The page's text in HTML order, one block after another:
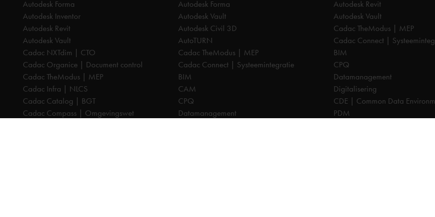
Autodesk Forma
Autodesk Inventor
Autodesk Revit
Autodesk Vault
Cadac NXTdim | CTO
Cadac Organice | Document control
Cadac TheModus | MEP
Cadac Infra | NLCS
Cadac Catalog | BGT
Cadac Compass | Omgevingswet
Autodesk Forma
Autodesk Vault
Autodesk Civil 3D
AutoTURN
Cadac TheModus | MEP
Cadac Connect | Systeemintegratie
BIM
CAM
CPQ
Datamanagement
Autodesk Revit
Autodesk Vault
Cadac TheModus | MEP
Cadac Connect |
BIM
CPQ
Datamanagement
Digitalisering
CDE | Common Data
PDM